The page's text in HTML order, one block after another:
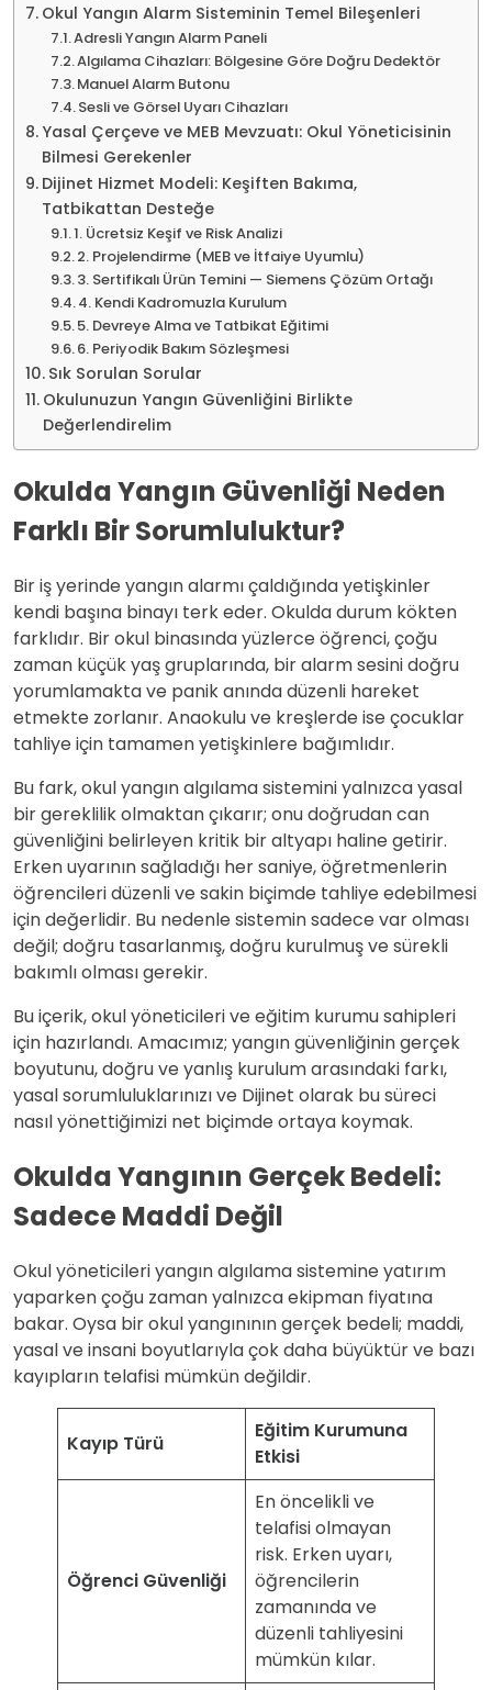
Okul Yangın Alarm Sisteminin Temel Bileşenleri
Adresli Yangın Alarm Paneli
Algılama Cihazları: Bölgesine Göre Doğru Dedektör
Manuel Alarm Butonu
Sesli ve Görsel Uyarı Cihazları
Yasal Çerçeve ve MEB Mevzuatı: Okul Yöneticisinin
Bilmesi Gerekenler
Dijinet Hizmet Modeli: Keşiften Bakıma,
Tatbikattan Desteğe
1. Ücretsiz Keşif ve Risk Analizi
2. Projelendirme (MEB ve İtfaiye Uyumlu)
3. Sertifikalı Ürün Temini — Siemens Çözüm Ortağı
4. Kendi Kadromuzla Kurulum
5. Devreye Alma ve Tatbikat Eğitimi
6. Periyodik Bakım Sözleşmesi
Sık Sorulan Sorular
Okulunuzun Yangın Güvenliğini Birlikte
Değerlendirelim
Okulda Yangın Güvenliği Neden
Farklı Bir Sorumluluktur?
Bir iş yerinde yangın alarmı çaldığında yetişkinler
kendi başına binayı terk eder. Okulda durum kökten
farklıdır. Bir okul binasında yüzlerce öğrenci, çoğu
zaman küçük yaş gruplarında, bir alarm sesini doğru
yorumlamakta ve panik anında düzenli hareket
etmekte zorlanır. Anaokulu ve kreşlerde ise çocuklar
tahliye için tamamen yetişkinlere bağımlıdır.
Bu fark, okul yangın algılama sistemini yalnızca yasal
bir gereklilik olmaktan çıkarır; onu doğrudan can
güvenliğini belirleyen kritik bir altyapı haline getirir.
Erken uyarının sağladığı her saniye, öğretmenlerin
öğrencileri düzenli ve sakin biçimde tahliye edebilmesi
için değerlidir. Bu nedenle sistemin sadece var olması
değil; doğru tasarlanmış, doğru kurulmuş ve sürekli
bakımlı olması gerekir.
Bu içerik, okul yöneticileri ve eğitim kurumu sahipleri
için hazırlandı. Amacımız; yangın güvenliğinin gerçek
boyutunu, doğru ve yanlış kurulum arasındaki farkı,
yasal sorumluluklarınızı ve Dijinet olarak bu süreci
nasıl yönettiğimizi net biçimde ortaya koymak.
Okulda Yangının Gerçek Bedeli:
Sadece Maddi Değil
Okul yöneticileri yangın algılama sistemine yatırım
yaparken çoğu zaman yalnızca ekipman fiyatına
bakar. Oysa bir okul yangınının gerçek bedeli; maddi,
yasal ve insani boyutlarıyla çok daha büyüktür ve bazı
kayıpların telafisi mümkün değildir.
Kayıp Türü
Eğitim Kurumuna
Etkisi
Öğrenci Güvenliği
En öncelikli ve
telafisi olmayan
risk. Erken uyarı,
öğrencilerin
zamanında ve
düzenli tahliyesini
mümkün kılar.